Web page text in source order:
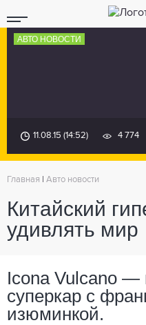
АВТО НОВОСТИ
11.08.15 (14:52) 4 774
Главная Авто новости
Китайский
удивлять мир
Icona Vulcano —
суперкар с
изюминкой.